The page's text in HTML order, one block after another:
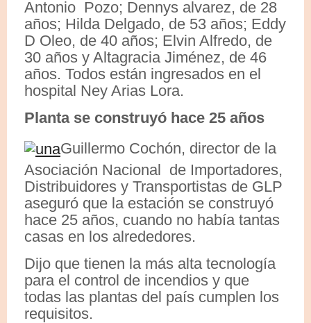
Antonio Pozo; Dennys alvarez, de 28
años; Hilda Delgado, de 53 años; Eddy
D Oleo, de 40 años; Elvin Alfredo, de
30 años y Altagracia Jiménez, de 46
años. Todos están ingresados en el
hospital Ney Arias Lora.
Planta se construyó hace 25 años
Guillermo Cochón, director de la
Asociación Nacional de Importadores,
Distribuidores y Transportistas de GLP
aseguró que la estación se construyó
hace 25 años, cuando no había tantas
casas en los alrededores.
Dijo que tienen la más alta tecnología
para el control de incendios y que
todas las plantas del país cumplen los
requisitos.